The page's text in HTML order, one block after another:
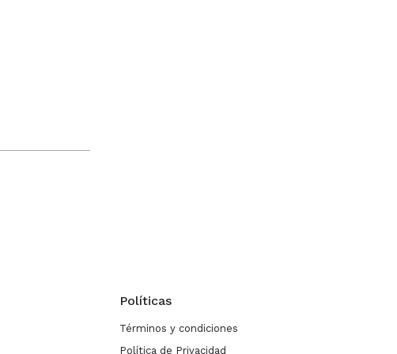
Políticas
Términos y condiciones
Política de Privacidad